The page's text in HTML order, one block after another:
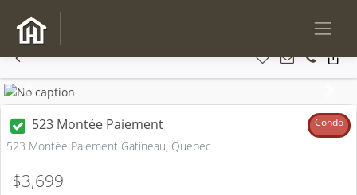
Previous
523 Montée Paiement Condo
523 Montée Paiement Gatineau, Quebec
$3,699